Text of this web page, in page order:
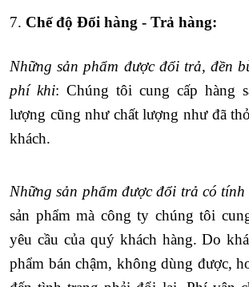
7. Chế độ Đổi hàng - Trả hàng:
Những sản phẩm được đổi trả, đền
phí khi: Chúng tôi cung cấp hàng
lượng cũng như chất lượng như đã
khách.
Những sản phẩm được đổi trả có
sản phẩm mà công ty chúng tôi
yêu cầu của quý khách hàng. Do
phẩm bán chậm, không dùng được,